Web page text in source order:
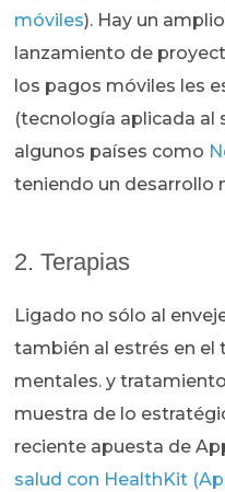
móviles). Hay un amplio
lanzamiento de
los pagos móviles les
(tecnología aplicada al
algunos países como
teniendo un desarrollo
2. Terapias
Ligado no sólo al
también al estrés en el
mentales. y
muestra de lo
reciente apuesta de
salud con HealthKit